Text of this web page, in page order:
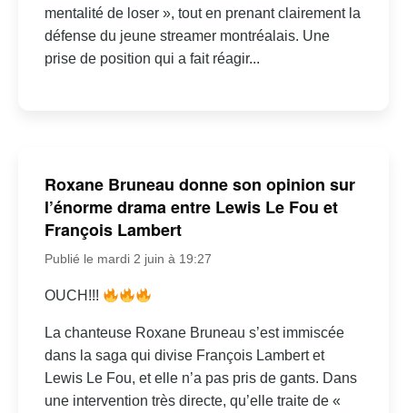
mentalité de loser », tout en prenant clairement la
défense du jeune streamer montréalais. Une
prise de position qui a fait réagir...
Roxane Bruneau donne son opinion sur
l’énorme drama entre Lewis Le Fou et
François Lambert
Publié le mardi 2 juin à 19:27
OUCH!!!
La chanteuse Roxane Bruneau s’est immiscée
dans la saga qui divise François Lambert et
Lewis Le Fou, et elle n’a pas pris de gants. Dans
une intervention très directe, qu’elle traite de «